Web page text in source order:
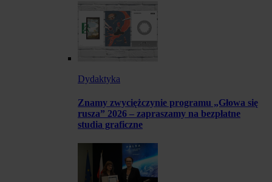
Dydaktyka
Znamy zwyciężczynie programu „Głowa się
rusza” 2026 – zapraszamy na bezpłatne
studia graficzne